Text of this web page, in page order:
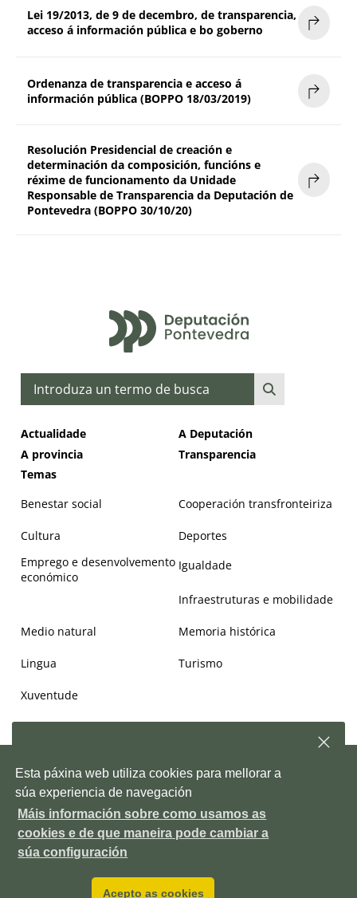
Esta páxina web utiliza cookies para mellorar a
súa experiencia de navegación
Máis información sobre como usamos as
cookies e de que maneira pode cambiar a
súa configuración
Acepto as cookies
Lei 19/2013, de 9 de decembro, de transparencia,
acceso á información pública e bo goberno
Ordenanza de transparencia e acceso á
información pública (BOPPO 18/03/2019)
Resolución Presidencial de creación e
determinación da composición, funcións e
réxime de funcionamento da Unidade
Responsable de Transparencia da Deputación de
Pontevedra (BOPPO 30/10/20)
Buscar
Actualidade
A Deputación
A provincia
Transparencia
Temas
Benestar social
Cooperación transfronteiriza
Cultura
Deportes
Emprego e desenvolvemento
económico
Igualdade
Infraestruturas e mobilidade
Medio natural Memoria histórica
Lingua Turismo
Xuventude
Copyright © 2026. Deputación de Pontevedra.Mapa Web
legal|Accesiblidade| Protección de datos
Contacto| Outras webs da Deputación
Pazo provincial. Avda. Montero Ríos, s/n, 36071 Pontevedra ES
+34 986 804 100
P3600000H DIR3 LA0006111
enviarémosche información sobre as novidades da
Depo
Subscríbete!